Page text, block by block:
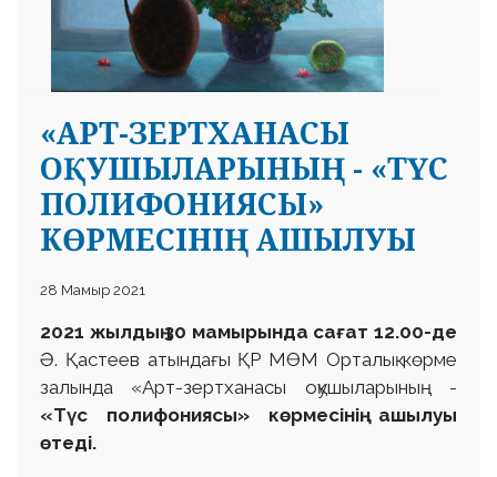
«АРТ-ЗЕРТХАНАСЫ
ОҚУШЫЛАРЫНЫҢ - «ТҮС
ПОЛИФОНИЯСЫ»
КӨРМЕСІНІҢ АШЫЛУЫ
28 Мамыр 2021
2021 жылдың 30 мамырында сағат 12.00-де
Ә. Қастеев атындағы ҚР МӨМ Орталық көрме
залында «Арт-зертханасы оқушыларының -
«Түс полифониясы» көрмесінің ашылуы
өтеді.